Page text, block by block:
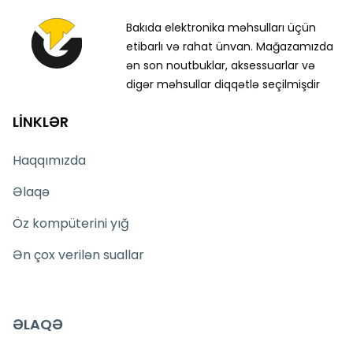
Bakıda elektronika məhsulları üçün
etibarlı və rahat ünvan. Mağazamızda
ən son noutbuklar, aksessuarlar və
digər məhsullar diqqətlə seçilmişdir
LİNKLƏR
Haqqımızda
Əlaqə
Öz kompüterini yığ
Ən çox verilən suallar
ƏLAQƏ